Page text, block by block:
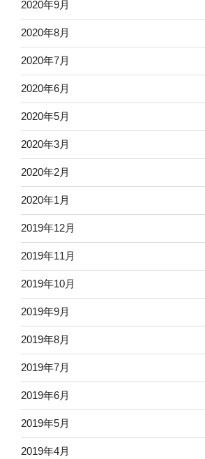
2020年9月
2020年8月
2020年7月
2020年6月
2020年5月
2020年3月
2020年2月
2020年1月
2019年12月
2019年11月
2019年10月
2019年9月
2019年8月
2019年7月
2019年6月
2019年5月
2019年4月